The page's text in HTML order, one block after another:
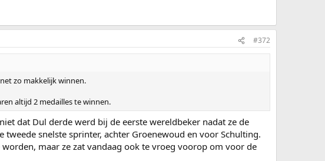
#372
zo makkelijk winnen.
altijd 2 medailles te winnen.
dat Dul derde werd bij de eerste wereldbeker nadat ze de
snelste sprinter, achter Groenewoud en voor Schulting.
maar ze zat vandaag ook te vroeg voorop om voor de